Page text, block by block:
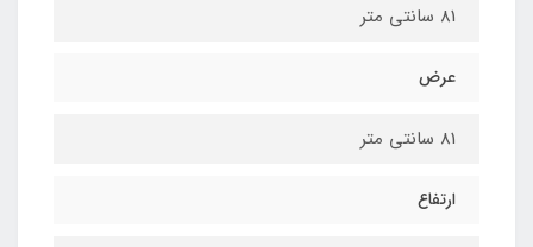
81 سانتی متر
عرض
81 سانتی متر
ارتفاع